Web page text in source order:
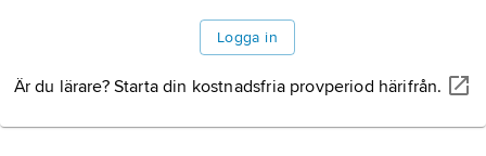
Logga in
Är du lärare? Starta din kostnadsfria provperiod härifrån.